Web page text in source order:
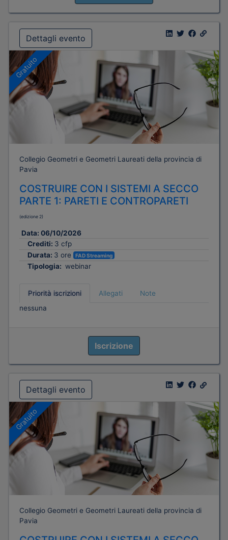
Dettagli evento
Gratuito
Collegio Geometri e Geometri Laureati della provincia di
Pavia
COSTRUIRE CON I SISTEMI A SECCO
PARTE 1: PARETI E CONTROPARETI
(edizione 2)
Data: 06/10/2026
Crediti: 3 cfp
Durata: 3 ore FAD Streaming
Tipologia: webinar
Priorità iscrizioni Allegati
Note
nessuna
Iscrizione
Dettagli evento
Gratuito
Collegio Geometri e Geometri Laureati della provincia di
Pavia